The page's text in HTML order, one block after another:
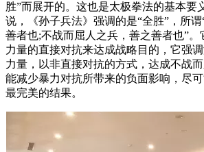
胜”而展开的。这也是太极拳法的基本要
说，《孙子兵法》强调的是“全胜”，所
善者也;不战而屈人之兵，善之善者也”
力量的直接对抗来达成战略目的，它强
力量，以非直接对抗的方式，达成不战
能减少暴力对抗所带来的负面影响，尽
最完美的结果。